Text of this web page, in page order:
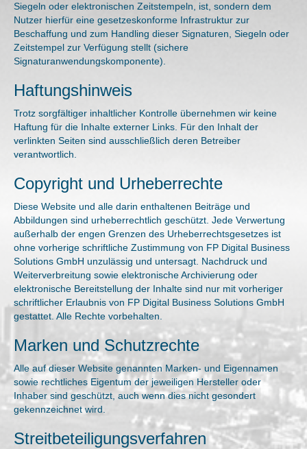
Siegeln oder elektronischen Zeitstempeln, ist, sondern dem
Nutzer hierfür eine gesetzeskonforme Infrastruktur zur
Beschaffung und zum Handling dieser Signaturen, Siegeln oder
Zeitstempel zur Verfügung stellt (sichere
Signaturanwendungskomponente).
Haftungshinweis
Trotz sorgfältiger inhaltlicher Kontrolle übernehmen wir keine
Haftung für die Inhalte externer Links. Für den Inhalt der
verlinkten Seiten sind ausschließlich deren Betreiber
verantwortlich.
Copyright und Urheberrechte
Diese Website und alle darin enthaltenen Beiträge und
Abbildungen sind urheberrechtlich geschützt. Jede Verwertung
außerhalb der engen Grenzen des Urheberrechtsgesetzes ist
ohne vorherige schriftliche Zustimmung von FP Digital Business
Solutions GmbH unzulässig und untersagt. Nachdruck und
Weiterverbreitung sowie elektronische Archivierung oder
elektronische Bereitstellung der Inhalte sind nur mit vorheriger
schriftlicher Erlaubnis von FP Digital Business Solutions GmbH
gestattet. Alle Rechte vorbehalten.
Marken und Schutzrechte
Alle auf dieser Website genannten Marken- und Eigennamen
sowie rechtliches Eigentum der jeweiligen Hersteller oder
Inhaber sind geschützt, auch wenn dies nicht gesondert
gekennzeichnet wird.
Streitbeteiligungsverfahren